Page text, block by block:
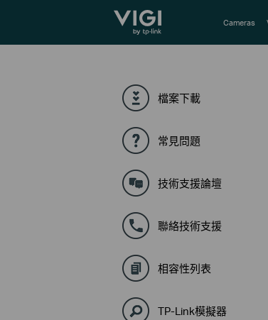
TP-Link, Reliably Smart Cameras
檔案下載
常見問題
技術支援論壇
聯絡技術支援
相容性列表
TP-Link模擬器